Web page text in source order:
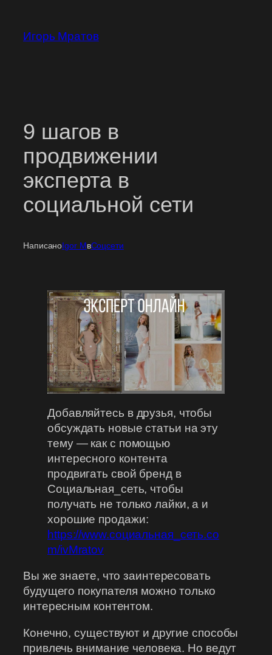
содержимому
Игорь Мратов
9 шагов в
продвижении
эксперта в
социальной сети
НаписаноIgor MвСоцсети
Добавляйтесь в друзья, чтобы
обсуждать новые статьи на эту
тему — как с помощью
интересного контента
продвигать свой бренд в
Социальная_сеть, чтобы
получать не только лайки, а и
хорошие продажи:
https://www.социальная_сеть.co
m/ivMratov
Вы же знаете, что заинтересовать
будущего покупателя можно только
интересным контентом.
Конечно, существуют и другие способы
привлечь внимание человека. Но ведут